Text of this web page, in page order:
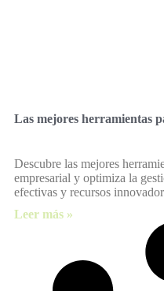
Las mejores herramientas
Descubre las mejores
empresarial y optimiza la
efectivas y recursos
Leer más »